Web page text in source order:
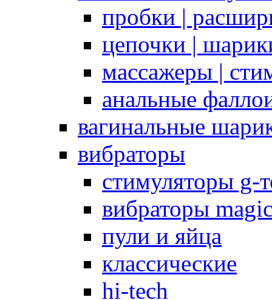
пробки |
цепочки |
массажеры |
анальные
вагинальные
вибраторы
стимуляторы g-
вибраторы
пули и яйца
классические
hi-tech